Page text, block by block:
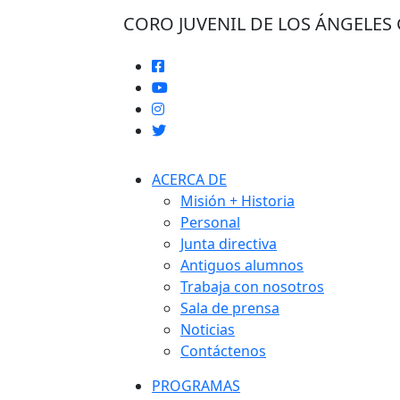
CORO JUVENIL DE LOS
ACERCA DE
Misión + Historia
Personal
Junta directiva
Antiguos alumnos
Trabaja con nosotros
Sala de prensa
Noticias
Contáctenos
PROGRAMAS